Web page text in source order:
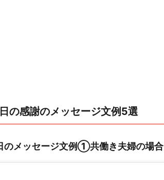
の感謝のメッセージ文例5選
のメッセージ文例①共働き夫婦の場合